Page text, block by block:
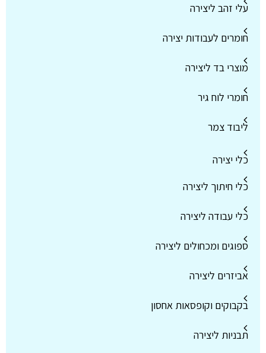
עלי זהב ליצירה
חומרים לעבודות יצירה
מוצרי בד ליצירה
חומרי לוח גיר
ליבוד צמר
כלי יצירה
כלי חיתוך ליצירה
כלי עבודה ליצירה
ספוגים ומכחולים ליצירה
אביזרים ליצירה
בקבוקים וקופסאות אחסון
תבניות ליצירה